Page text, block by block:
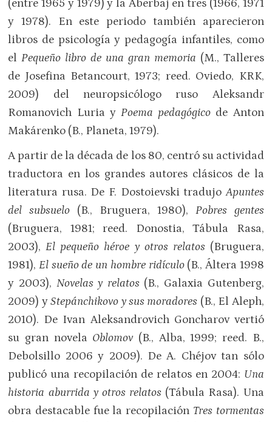
(entre 1965 y 1979) y la Aberbaj en tres (1966, 1971
y 1978). En este periodo también aparecieron
libros de psicología y pedagogía infantiles, como
elPequeño libro de una gran memoria (M., Talleres
de Josefina Betancourt, 1973; reed. Oviedo, KRK,
2009) del neuropsicólogo ruso Aleksandr
Romanovich Luria y Poema pedagógico de Anton
Makárenko (B., Planeta, 1979).
A partir de la década de los 80, centró su actividad
traductora en los grandes autores clásicos de la
literatura rusa. De F. Dostoievski tradujoApuntes
del subsuelo (B., Bruguera, 1980), Pobres gentes
(Bruguera, 1981; reed. Donostia, Tábula Rasa,
2003),El pequeño héroe y otros relatos (Bruguera,
1981),El sueño de un hombre ridículo(B., Áltera 1998
y 2003), Novelas y relatos (B., Galaxia Gutenberg,
2009) yStepánchikovo y sus moradores (B., El Aleph,
2010). De Ivan Aleksandrovich Goncharov vertió
su gran novela Oblomov (B., Alba, 1999; reed. B.,
Debolsillo 2006 y 2009). De A. Chéjov tan sólo
publicó una recopilación de relatos en 2004: Una
historia aburrida y otros relatos (Tábula Rasa). Una
obra destacable fue la recopilación Tres tormentas